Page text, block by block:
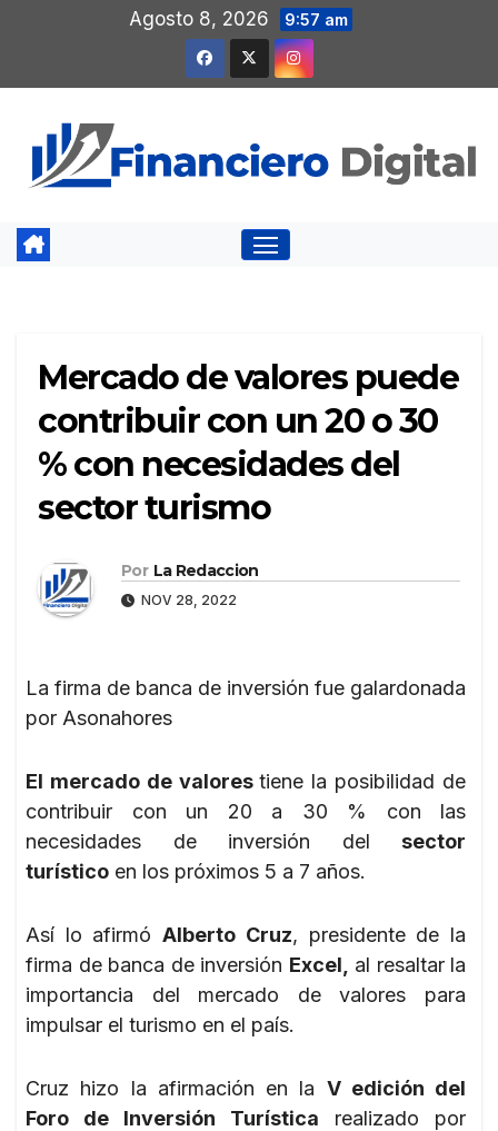
contenido
Agosto 8, 2026 9:57 am
Mercado de valores puede
contribuir con un 20 o 30
% con necesidades del
sector turismo
Por La Redaccion
NOV 28, 2022
La firma de banca de inversión fue galardonada
por Asonahores
El mercado de valorestiene la posibilidad de
contribuir con un 20 a 30 % con las
necesidades de inversión del sector
turístico en los próximos 5 a 7 años.
Así lo afirmóAlberto Cruz, presidente de la
firma de banca de inversión Excel,
al resaltar la
importancia del mercado de valores para
impulsar el turismo en el país.
Cruz hizo la afirmación en la V edición del
Foro de Inversión Turística realizado por